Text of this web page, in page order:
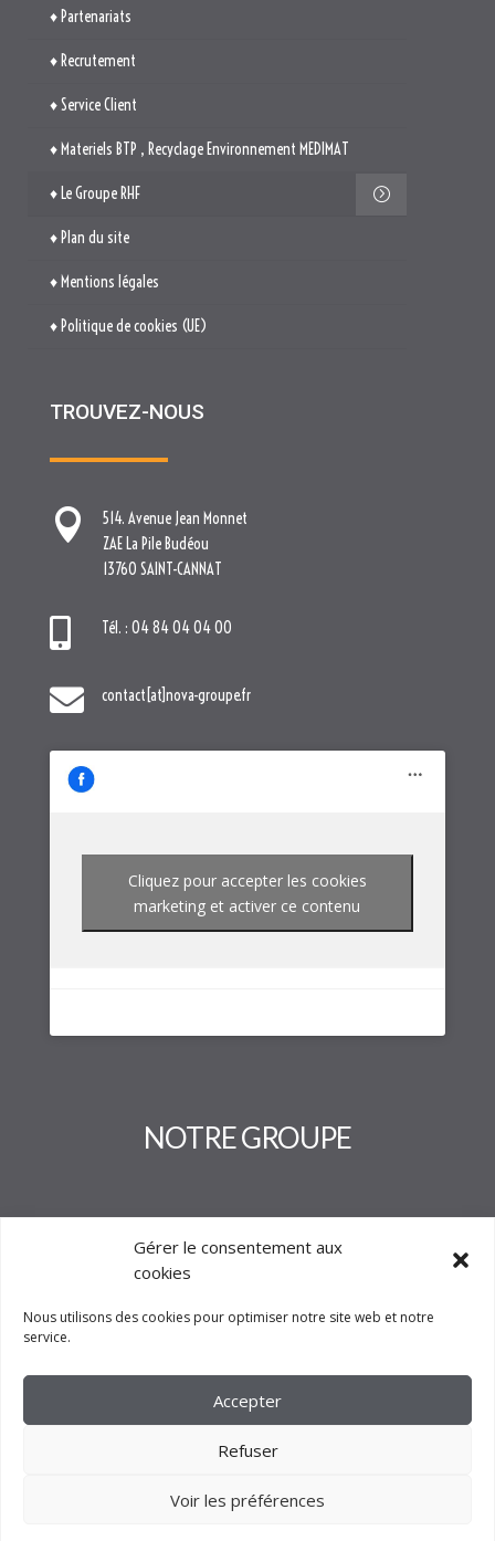
Gérer le consentement aux
cookies
Nous utilisons des cookies pour optimiser notre site web et notre
service.
Accepter
Refuser
Voir les préférences
♦ Partenariats
♦ Recrutement
♦ Service Client
♦ Materiels BTP , Recyclage Environnement MEDIMAT
♦ Le Groupe RHF
♦ Plan du site
♦ Mentions légales
♦ Politique de cookies (UE)
TROUVEZ-NOUS

514. Avenue Jean Monnet
ZAE La Pile Budéou
13760 SAINT-CANNAT
 Tél. : 04 84 04 04 00
 contact[at]nova-groupe.fr
Cliquez pour accepter les cookies
marketing et activer ce contenu
NOTRE GROUPE